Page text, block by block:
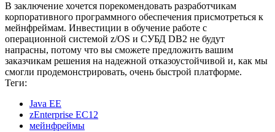
В заключение хочется порекомендовать разработчикам
корпоративного программного обеспечения присмотреться к
мейнфреймам. Инвестиции в обучение работе с
операционной системой z/OS и СУБД DB2 не будут
напрасны, потому что вы сможете предложить вашим
заказчикам решения на надежной отказоустойчивой и, как мы
смогли продемонстрировать, очень быстрой платформе.
Теги:
Java EE
zEnterprise EC12
мейнфреймы